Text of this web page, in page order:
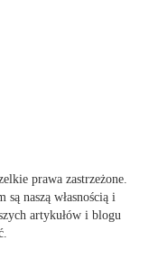
prawa zastrzeżone.
naszą własnością i
artykułów i blogu